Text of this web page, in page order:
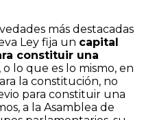
más destacadas
Ley fija un capital
constituir una
, o lo que es lo mismo, en
la constitución, no
para constituir una
a la Asamblea de